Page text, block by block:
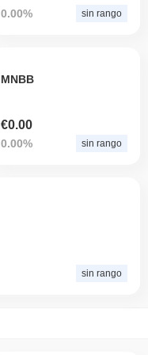
0.00% sin rango
MNBB
€0.00
0.00% sin rango
sin rango